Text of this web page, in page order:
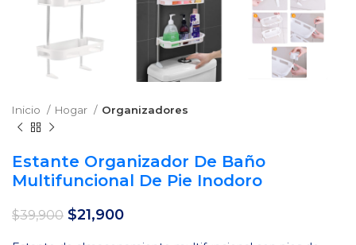
Inicio Hogar Organizadores
Estante Organizador De Baño
Multifuncional De Pie Inodoro
$39,900 El
$21,900El